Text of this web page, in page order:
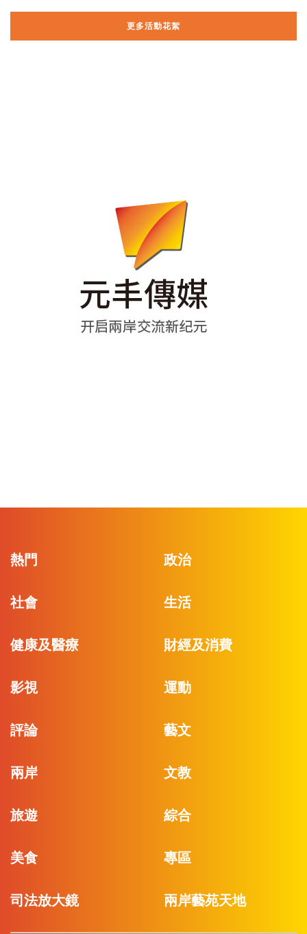
更多活動花絮
熱門 政治
社會 生活
健康及醫療 財經及消費
影視 運動
評論 藝文
兩岸 文教
旅遊 綜合
美食 專區
司法放大鏡 兩岸藝苑天地